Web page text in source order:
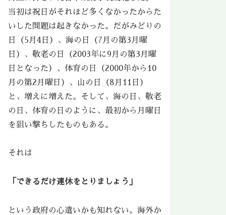
当初は祝日がそれほど多くなかったからた
いした問題は起きなかった。だがみどりの
日（5月4日）、海の日（7月の第3月曜
日）、敬老の日（2003年に9月の第3月曜
日となった）、体育の日（2000年から10
月の第2月曜日）、山の日（8月11日）
と、増えに増えた。そして、海の日、敬老
の日、体育の日のように、最初から月曜日
を狙い撃ちしたものもある。
それは
「できるだけ連休をとりましょう」
という政府の心遣いかも知れない。海外か